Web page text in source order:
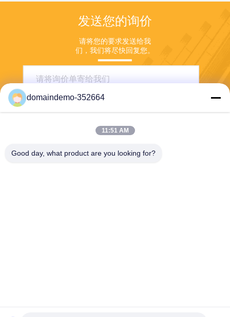
发送您的询价
请将您的要求发送给我
们，我们将尽快回复您。
domaindemo-352664
11:51 AM
Good day, what product are you looking for?